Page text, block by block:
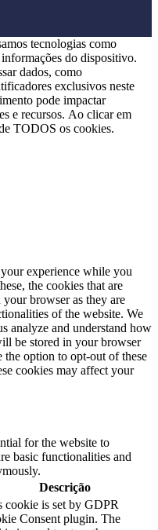
tecnologias como
do dispositivo.
dados, como
exclusivos neste
pode impactar
e recursos. Ao clicar em
TODOS os cookies.
experience while you
the cookies that are
your browser as they are
of the website. We
analyze and understand how
be stored in your browser
option to opt-out of these
cookies may affect your
for the website to
basic functionalities and
Descrição
cookie is set by GDPR
Consent plugin. The